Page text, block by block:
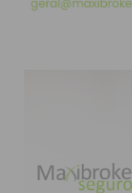
centro da
evento ainda
Pedro Cepeda,
Penafiel, esteve
e ressalvou o
mantém a sua